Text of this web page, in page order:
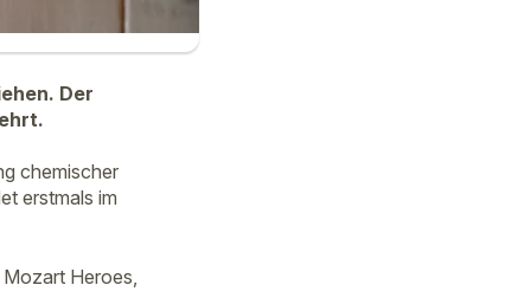
Der
chemischer
erstmals im
Heroes,